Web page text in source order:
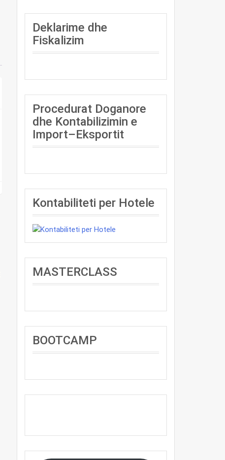
Deklarime dhe
Fiskalizim
Procedurat Doganore
dhe Kontabilizimin e
Import–Eksportit
Kontabiliteti per Hotele
MASTERCLASS
BOOTCAMP